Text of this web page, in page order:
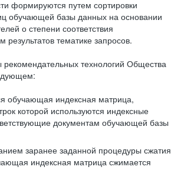
формируются путем сортировки
обучающей базы данных на основании
о степени соответствия
результатов тематике запросов.
рекомендательных технологий Общества
обучающая индексная матрица,
которой используются индексные
документам обучающей базы
заранее заданной процедуры сжатия
индексная матрица сжимается